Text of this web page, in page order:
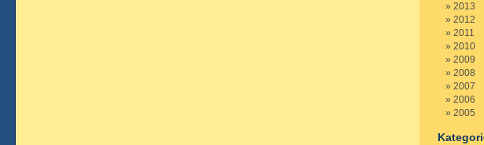
2013
2012
2011
2010
2009
2008
2007
2006
2005